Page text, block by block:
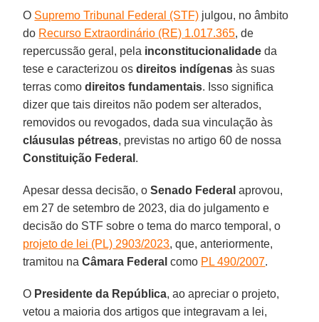
O Supremo Tribunal Federal (STF) julgou, no âmbito
do Recurso Extraordinário (RE) 1.017.365, de
repercussão geral, pela inconstitucionalidade da
tese e caracterizou osdireitos indígenas às suas
terras comodireitos fundamentais. Isso significa
dizer que tais direitos não podem ser alterados,
removidos ou revogados, dada sua vinculação às
cláusulas pétreas, previstas no artigo 60 de nossa
Constituição Federal .
Apesar dessa decisão, oSenado Federal aprovou,
em 27 de setembro de 2023, dia do julgamento e
decisão do STF sobre o tema do marco temporal, o
projeto de lei (PL) 2903/2023, que, anteriormente,
tramitou naCâmara Federal como PL 490/2007.
O Presidente da República, ao apreciar o projeto,
vetou a maioria dos artigos que integravam a lei,